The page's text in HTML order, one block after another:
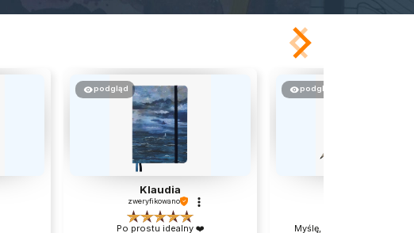
podgląd
Klaudia
zweryfikowano
Po prostu idealny ❤️
podgląd
Myślę, że to bardzo dobry